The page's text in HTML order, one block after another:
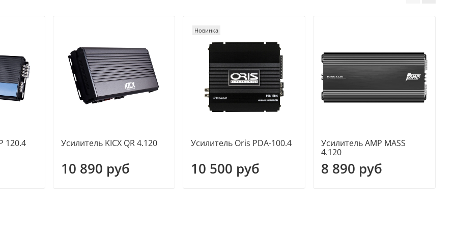
120.4 Усилитель KICX QR 4.120
10 890 руб
Новинка
Усилитель Oris PDA-100.4
10 500 руб
Усилитель AMP MASS
4.120
8 890 руб